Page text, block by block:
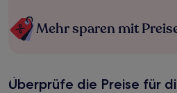
Mehr sparen mit
Überprüfe die Preise für